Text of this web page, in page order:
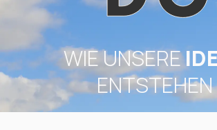
WIE UNSERE
ENTSTEHEN